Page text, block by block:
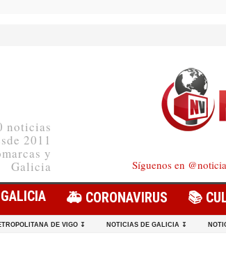
noticias
2011
y
Galicia
Síguenos en
🚑 CORONAVIRUS 📚
DE VIGO ↧ NOTICIAS DE GALICIA ↧